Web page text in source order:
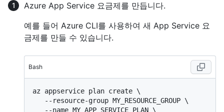
Azure App Service 요금제를 만듭니다.
예를 들어 Azure CLI를 사용하여 새 App Service 요
금제를 만들 수 있습니다.
Bash
az appservice plan create \